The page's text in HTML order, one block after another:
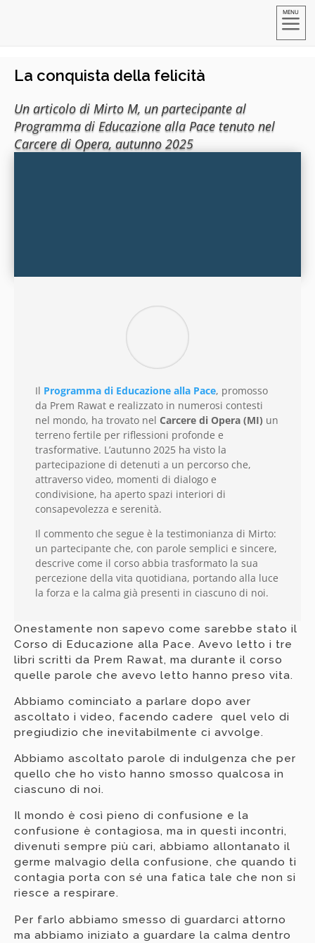
a
La conquista della felicità
Un articolo di Mirto M, un partecipante al
Programma di Educazione alla Pace tenuto nel
Carcere di Opera, autunno 2025
Il Programma di Educazione alla Pace, promosso
da Prem Rawat e realizzato in numerosi contesti
nel mondo, ha trovato nel Carcere di Opera (MI) un
terreno fertile per riflessioni profonde e
trasformative. L’autunno 2025 ha visto la
partecipazione di detenuti a un percorso che,
attraverso video, momenti di dialogo e
condivisione, ha aperto spazi interiori di
consapevolezza e serenità.
Il commento che segue è la testimonianza di Mirto:
un partecipante che, con parole semplici e sincere,
descrive come il corso abbia trasformato la sua
percezione della vita quotidiana, portando alla luce
la forza e la calma già presenti in ciascuno di noi.
Onestamente non sapevo come sarebbe stato il
Corso di Educazione alla Pace. Avevo letto i tre
libri scritti da Prem Rawat, ma durante il corso
quelle parole che avevo letto hanno preso vita.
Abbiamo cominciato a parlare dopo aver
ascoltato i video, facendo cadere quel velo di
pregiudizio che inevitabilmente ci avvolge.
Abbiamo ascoltato parole di indulgenza che per
quello che ho visto hanno smosso qualcosa in
ciascuno di noi.
Il mondo è così pieno di confusione e la
confusione è contagiosa, ma in questi incontri,
divenuti sempre più cari, abbiamo allontanato il
germe malvagio della confusione, che quando ti
contagia porta con sé una fatica tale che non si
riesce a respirare.
Per farlo abbiamo smesso di guardarci attorno
ma abbiamo iniziato a guardare la calma dentro